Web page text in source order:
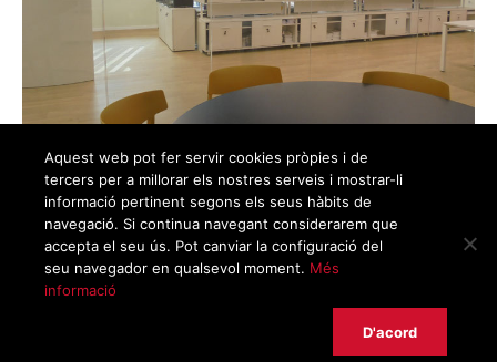
CERTIFICACIÓN WELL EN OFICINAS
En esta nueva arquitectura corporativa priman los criterios sostenibles a la
hora de proyectar garantizando un ahorro de energía, agua, mejora de
calidad, pero sobretodo, cambiando la mentalidad: los edificios son para las
personas. A raíz de estos criterios de diseño nace la certificación WELL.
Con esta certificación se consiguen espacios de trabajo donde aumenta la
Aquest web pot fer servir cookies pròpies i de
tercers per a millorar els nostres serveis i mostrar-li
informació pertinent segons els seus hàbits de
navegació. Si continua navegant considerarem que
accepta el seu ús. Pot canviar la configuració del
seu navegador en qualsevol moment. Més
informació
D'acord